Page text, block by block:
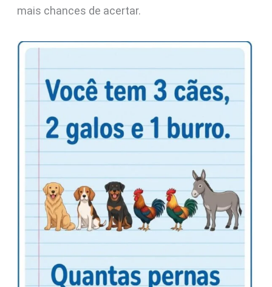
mais chances de acertar.